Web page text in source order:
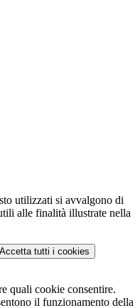
utilizzati si avvalgono di
alle finalità illustrate nella
Accetta tutti i cookies
quali cookie consentire.
il funzionamento della